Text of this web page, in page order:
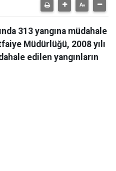
313 yangına müdahale
Müdürlüğü, 2008 yılı
edilen yangınların